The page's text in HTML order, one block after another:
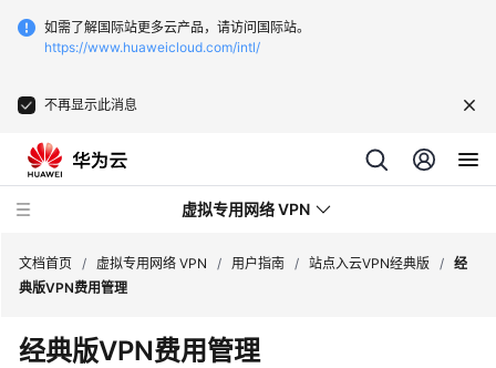
如需了解国际站更多云产品，请访问国际站。
https://www.huaweicloud.com/intl/
不再显示此消息
虚拟专用网络 VPN
最
新
文档首页 / 虚拟专用网络 VPN / 用户指南 / 站点入云VPN经典版 / 经
典版VPN费用管理
经典版VPN费用管理